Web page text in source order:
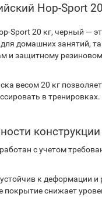
Hop-Sport
Sport 20 кг, черный —
домашних занятий,
и защитному
весом 20 кг
в
конструкции
с учетом
к деформации
покрытие снижает